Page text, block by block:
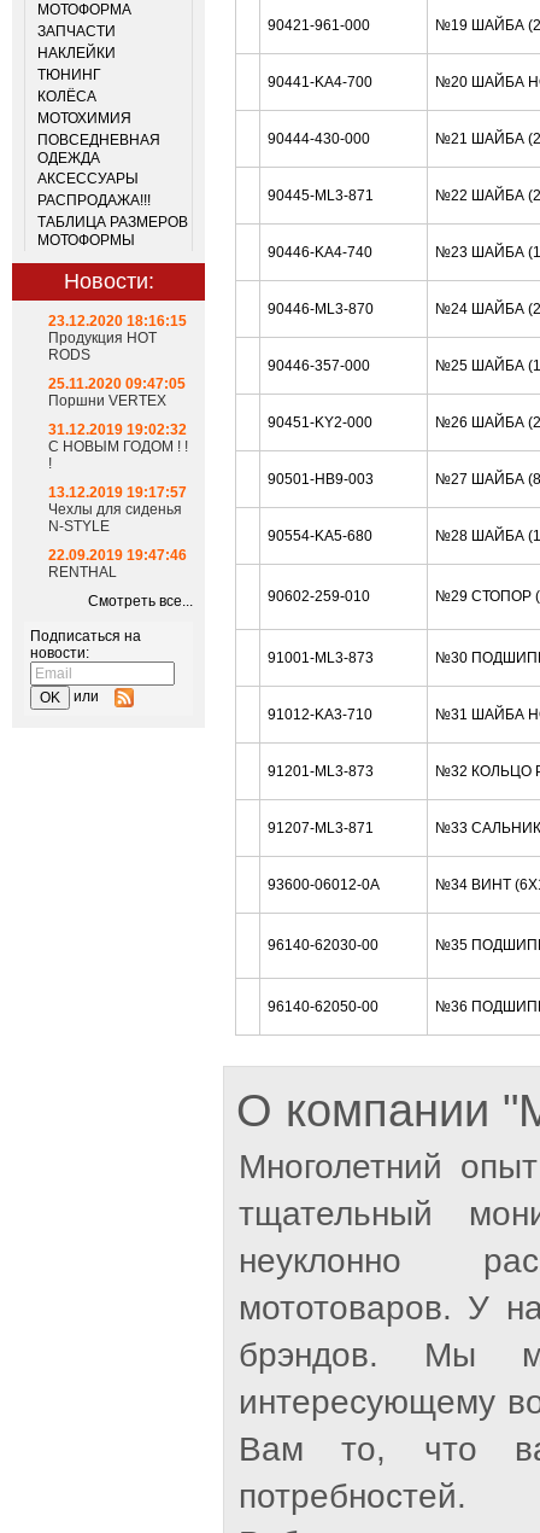
МОТОФОРМА
ЗАПЧАСТИ
НАКЛЕЙКИ
ТЮНИНГ
КОЛЁСА
МОТОХИМИЯ
ПОВСЕДНЕВНАЯ
ОДЕЖДА
АКСЕССУАРЫ
РАСПРОДАЖА!!!
ТАБЛИЦА РАЗМЕРОВ
МОТОФОРМЫ
Новости:
23.12.2020 18:16:15
Продукция HOT
RODS
25.11.2020 09:47:05
Поршни VERTEX
31.12.2019 19:02:32
С НОВЫМ ГОДОМ ! !
!
13.12.2019 19:17:57
Чехлы для сиденья
N-STYLE
22.09.2019 19:47:46
RENTHAL
Смотреть все...
Подписаться на
новости:
или
90421-961-000 №19 ШАЙБА
90441-KA4-700 №20 ШАЙБА
90444-430-000 №21 ШАЙБА
90445-ML3-871 №22 ШАЙБА
90446-KA4-740 №23 ШАЙБА
90446-ML3-870 №24 ШАЙБА
90446-357-000 №25 ШАЙБА
90451-KY2-000 №26 ШАЙБА
90501-HB9-003 №27 ШАЙБА
90554-KA5-680 №28 ШАЙБА
90602-259-010 №29 СТОПОР
91001-ML3-873 №30
91012-KA3-710 №31 ШАЙБА
91201-ML3-873 №32 КОЛЬЦО
91207-ML3-871 №33 САЛЬНИК
93600-06012-0A №34 ВИНТ
96140-62030-00 №35
96140-62050-00 №36
О компании
Многолетний
тщательный
неуклонно
мототоваров. У
брэндов. Мы
интересующему
Вам то, что
потребностей.